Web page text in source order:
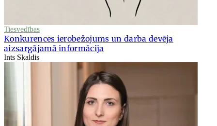
Tiesvedības
Konkurences ierobežojums un darba devēja
aizsargājamā informācija
Ints Skaldis